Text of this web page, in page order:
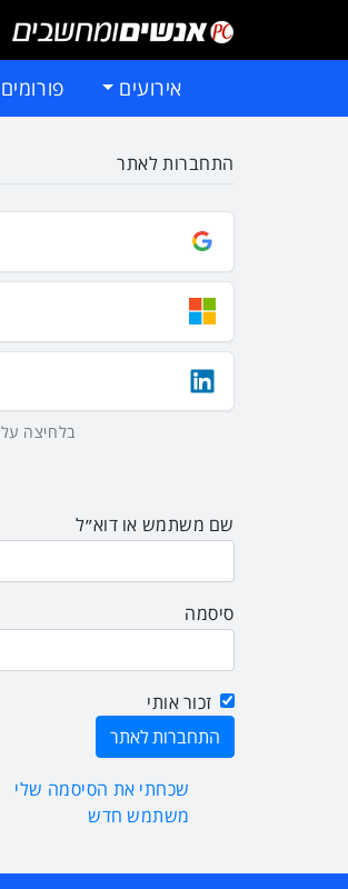
אירועים פורומים
התחברות לאתר
בלחיצה על Google, Microsoft וLinkedIn באמצעות הכפתורים שלמעלה אתם מסכימים ל
שם משתמש או דוא״ל
סיסמה
זכור אותי
שכחתי את הסיסמה שלי
משתמש חדש